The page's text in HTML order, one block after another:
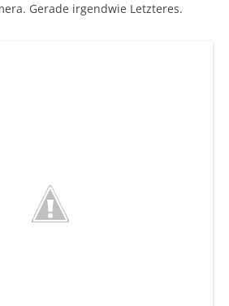
Gerade irgendwie Letzteres.